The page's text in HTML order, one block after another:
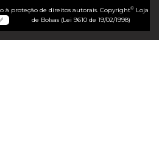
à proteção de direitos autorais. Copyright©Loja
de Bolsas (Lei 9610 de 19/02/1998)